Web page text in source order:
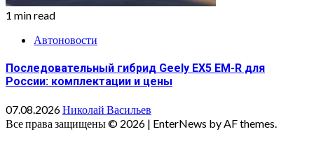
1 min read
Автоновости
Последовательный гибрид Geely EX5 EM-R для
России: комплектации и цены
07.08.2026Николай Васильев
Все права защищены © 2026 | EnterNews by AF themes.